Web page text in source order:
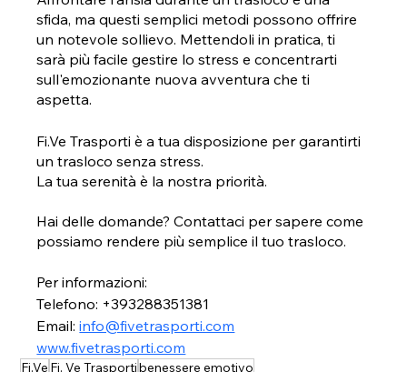
sfida, ma questi semplici metodi possono offrire
un notevole sollievo. Mettendoli in pratica, ti
sarà più facile gestire lo stress e concentrarti
sull'emozionante nuova avventura che ti
aspetta.
Fi.Ve Trasporti è a tua disposizione per garantirti
un trasloco senza stress.
La tua serenità è la nostra priorità.
Hai delle domande? Contattaci per sapere come
possiamo rendere più semplice il tuo trasloco.
Per informazioni:
Telefono: +393288351381
Email: info@fivetrasporti.com
www.fivetrasporti.com
Fi.Ve Fi. Ve Trasportibenessere emotivo